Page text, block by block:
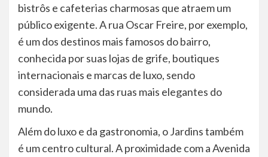
bistrôs e cafeterias charmosas que atraem um
público exigente. A rua Oscar Freire, por exemplo,
é um dos destinos mais famosos do bairro,
conhecida por suas lojas de grife, boutiques
internacionais e marcas de luxo, sendo
considerada uma das ruas mais elegantes do
mundo.
Além do luxo e da gastronomia, o Jardins também
é um centro cultural. A proximidade com a Avenida